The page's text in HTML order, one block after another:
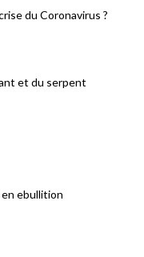
du Coronavirus ?
et du serpent
en ebullition